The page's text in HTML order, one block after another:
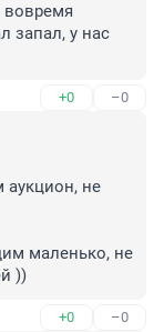
вовремя
запал, у нас
+0 –0
аукцион, не
маленько, не
))
+0 –0